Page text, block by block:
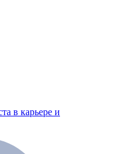
в карьере и